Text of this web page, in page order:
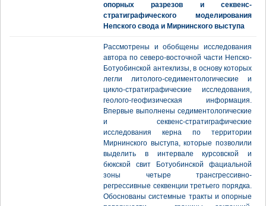
опорных разрезов и секвенс-
стратиграфического моделирования
Непского свода и Мирнинского выступа
Рассмотрены и обобщены исследования
автора по северо-восточной части Непско-
Ботуобинской антеклизы, в основу которых
легли литолого-седиментологические и
цикло-стратиграфические исследования,
геолого-геофизическая информация.
Впервые выполнены седиментологические
и секвенс-стратиграфические
исследования керна по территории
Мирнинского выступа, которые позволили
выделить в интервале курсовской и
бюкской свит Ботуобинской фациальной
зоны четыре трансгрессивно-
регрессивные секвенции третьего порядка.
Обоснованы системные тракты и опорные